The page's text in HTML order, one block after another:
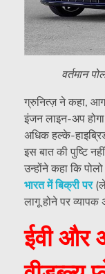
वर्तमान
ग्रुनित्ज़ ने कहा,
इंजन लाइन-अप
अधिक हल्के-
इस बात की पुष्टि
उन्होंने कहा कि
भारत में बिक्री पर
लागू होने पर व्यापक
ईवी और